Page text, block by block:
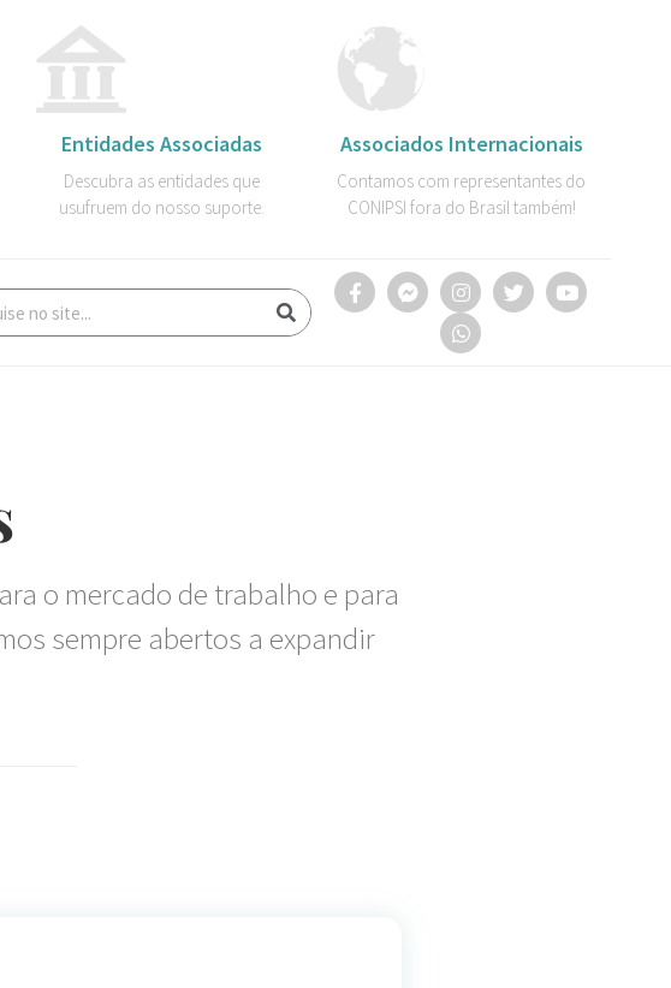
Entidades Associadas
Descubra as entidades que
usufruem do nosso suporte.
Associados Internacionais
Contamos com representantes do
CONIPSI fora do Brasil também!
o mercado de trabalho e para
sempre abertos a expandir